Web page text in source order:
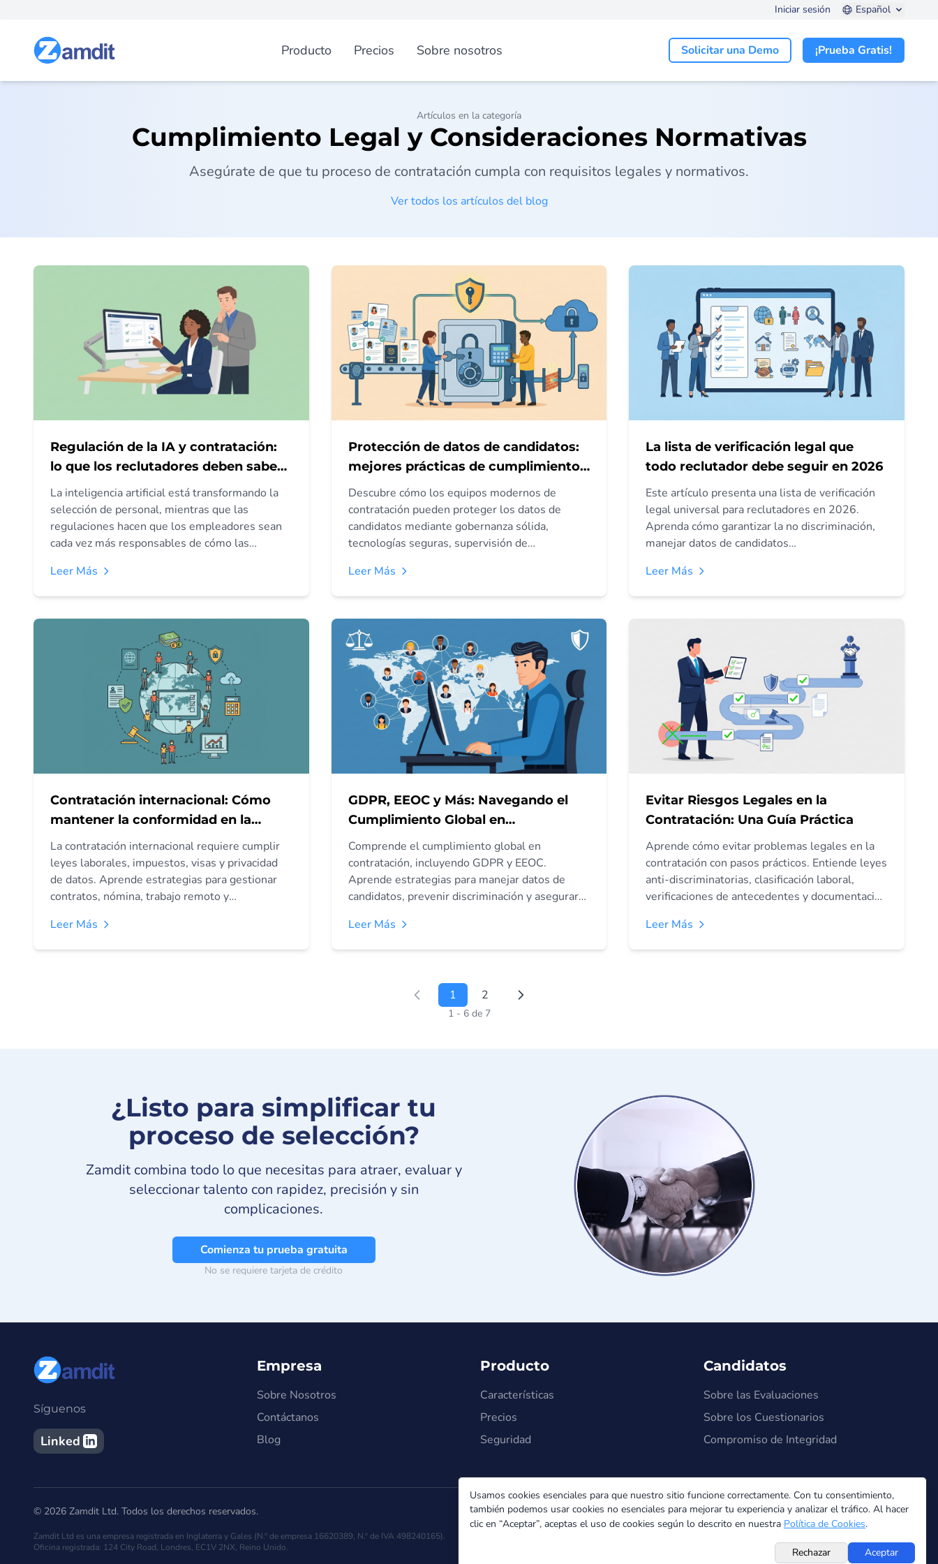
Iniciar sesión Español
Producto Precios Sobre nosotros Solicitar una Demo ¡Prueba Gratis!
Artículos en la categoría
Cumplimiento Legal y Consideraciones Normativas
Asegúrate de que tu proceso de contratación cumpla con requisitos legales y normativos.
Ver todos los artículos del blog
Regulación de la IA y contratación:
lo que los reclutadores deben saber
en 2026
La inteligencia artificial está transformando la
selección de personal, mientras que las
regulaciones hacen que los empleadores sean
cada vez más responsables de cómo las
decisiones de contratación. Esta guía analiza el
Reglamento de IA de la UE, la protección de
Leer Más
Protección de datos de candidatos:
mejores prácticas de cumplimiento
para equipos modernos de
contratación
Descubre cómo los equipos modernos de
contratación pueden proteger los datos de
candidatos mediante gobernanza sólida,
tecnologías seguras, supervisión de
privacidad. Aprende estrategias de
cumplimiento que reducen riesgos y fortalecen
Leer Más
La lista de verificación legal que
todo reclutador debe seguir en 2026
Este artículo presenta una lista de verificación
legal universal para reclutadores en 2026.
Aprenda cómo garantizar la no discriminación,
manejar datos de candidatos
mantener el cumplimiento para minimizar
riesgos y promover prácticas de contratación
Leer Más
Contratación internacional: Cómo
mantener la conformidad en la
selección global
La contratación internacional requiere cumplir
leyes laborales, impuestos, visas y privacidad
de datos. Aprende estrategias para gestionar
contratos, nómina, trabajo remoto y
minimizando riesgos legales.
Leer Más
GDPR, EEOC y Más: Navegando el
Cumplimiento Global en
Contratación
Comprende el cumplimiento global en
contratación, incluyendo GDPR y EEOC.
Aprende estrategias para manejar datos de
candidatos, prevenir discriminación y asegurar
Leer Más
Evitar Riesgos Legales en la
Contratación: Una Guía Práctica
Aprende cómo evitar problemas legales en la
contratación con pasos prácticos. Entiende leyes
anti-discriminatorias, clasificación laboral,
verificaciones de antecedentes y documentación
Leer Más
1 2
1 - 6 de 7
¿Listo para simplificar tu
proceso de selección?
Zamdit combina todo lo que necesitas para atraer, evaluar y
seleccionar talento con rapidez, precisión y sin
complicaciones.
Comienza tu prueba gratuita
No se requiere tarjeta de crédito
Síguenos
Linked
Empresa
Sobre Nosotros
Contáctanos
Blog
Producto
Características
Precios
Seguridad
Candidatos
Sobre las Evaluaciones
Sobre los Cuestionarios
Compromiso de Integridad
© 2026 Zamdit Ltd. Todos los derechos reservados. Política de Privacidad Términos de Servicio Política de Cookies
Zamdit Ltd es una empresa registrada en Inglaterra y Gales (N.º de empresa 16620389, N.º de IVA 498240165).
Oficina registrada: 124 City Road, Londres, EC1V 2NX, Reino Unido.
Usamos cookies esenciales para que nuestro sitio funcione correctamente. Con tu consentimiento,
también podemos usar cookies no esenciales para mejorar tu experiencia y analizar el tráfico. Al hacer
clic en “Aceptar”, aceptas el uso de cookies según lo descrito en nuestra Política de Cookies.
Rechazar Aceptar